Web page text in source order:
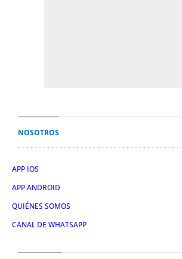
NOSOTROS
APP IOS
APP ANDROID
QUIÉNES SOMOS
CANAL DE WHATSAPP